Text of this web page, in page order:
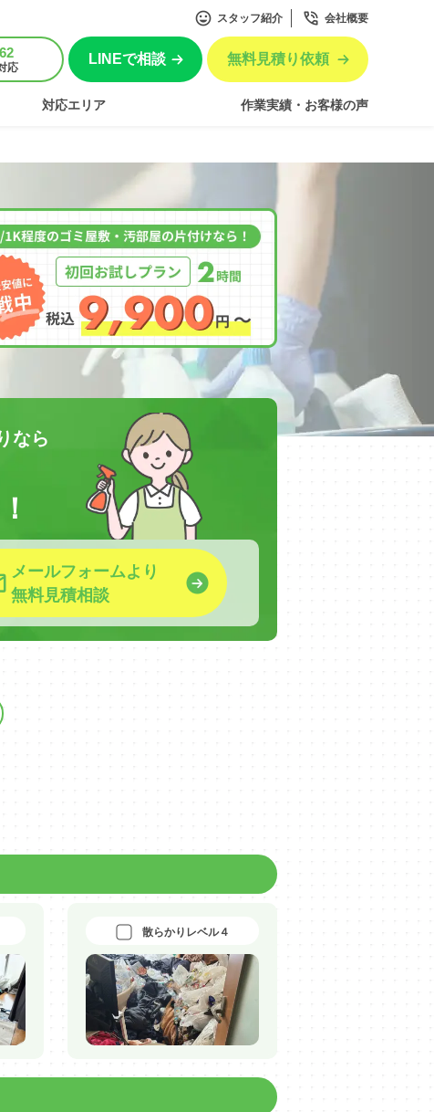
スタッフ紹介 会社概要
応
LINEで相談 無料見積り依頼
対応エリア 作業実績・お客様の声
なら
メールフォームより
無料見積相談
散らかりレベル４